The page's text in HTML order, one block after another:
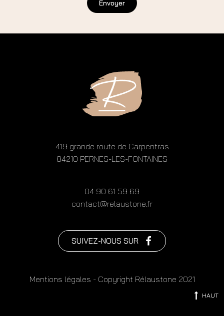
Envoyer
419 grande route de Carpentras
84210 PERNES-LES-FONTAINES
04 90 61 59 69
contact@relaustone.fr
SUIVEZ-NOUS SUR
Mentions légales - Copyright Rélaustone 2021
HAUT